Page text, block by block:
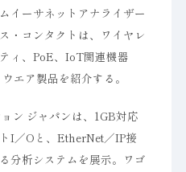
イーサネットアナライザー
・コンタクトは、ワイヤレ
ィ、PoE、IoT関連機器
エア製品を紹介する。
ン ジャパンは、1GB対応
I／Oと、EtherNet／IP接
分析システムを展示。ワゴ